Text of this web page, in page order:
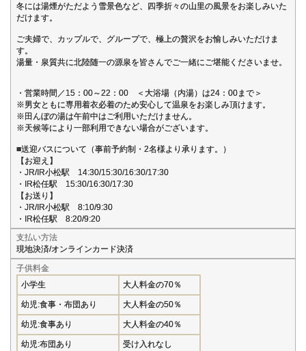
冬には湯煙がただよう雪景色など、四季折々の山里の風景をお楽しみいた
だけます。
ご夫婦で、カップルで、グループで、極上の贅沢をお愉しみいただけま
す。
湯量・泉質共に北陸随一の源泉を皆さんでご一緒にご堪能くださいませ。
・営業時間／15：00～22：00 ＜大浴場（内湯）は24：00まで＞
※男女ともに専用着衣必着のため安心して温泉をお楽しみ頂けます。
※田んぼの湯は午前中はご利用いただけません。
※天候等により一部利用できない場合がございます。
■送迎バスについて（事前予約制・2名様より承ります。）
【お迎え】
・JR/IR小松駅 14:30/15:30/16:30/17:30
・IR松任駅 15:30/16:30/17:30
【お送り】
・JR/IR小松駅 8:10/9:30
・IR松任駅 8:20/9:20
支払い方法
現地決済/オンラインカード決済
子供料金
小学生
大人料金の70％
幼児:食事・布団あり 大人料金の50％
幼児:食事あり 大人料金の40％
幼児:布団あり 受け入れなし